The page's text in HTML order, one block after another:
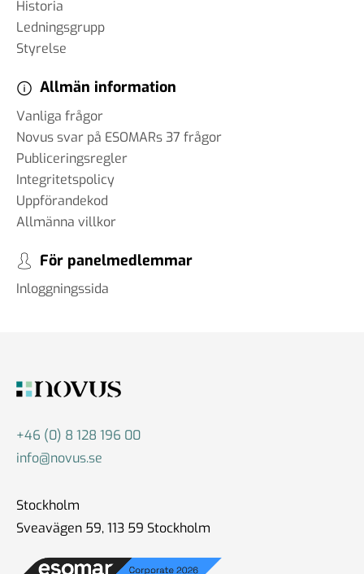
Historia
Ledningsgrupp
Styrelse
Allmän information
Vanliga frågor
Novus svar på ESOMARs 37 frågor
Publiceringsregler
Integritetspolicy
Uppförandekod
Allmänna villkor
För panelmedlemmar
Inloggningssida
+46 (0) 8 128 196 00
info@novus.se
Stockholm
Sveavägen 59, 113 59 Stockholm